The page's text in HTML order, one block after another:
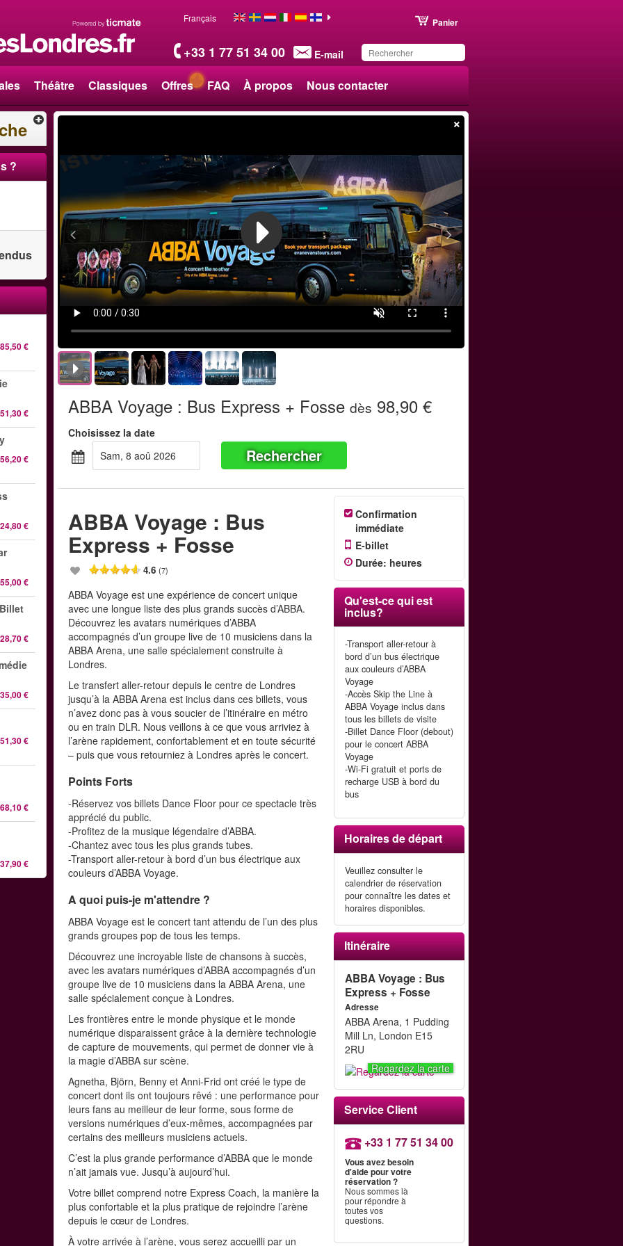
+33 1 77 51 34 00 E-mail
Panier
Français
Théâtre Classiques Offres FAQ À propos Nous contacter
liste.
?
85,50 €
51,30 €
€
€
55,00 €
€
35,00 €
51,30 €
68,10 €
37,90 €
×
ABBA Voyage : Bus Express + Fosse dès 98,90 €
Choisissez la date
sam, 8 aoû 2026
Rechercher
ABBA Voyage : Bus
Express + Fosse
4.6(7)
ABBA Voyage est une expérience de concert unique
avec une longue liste des plus grands succès d’ABBA.
Découvrez les avatars numériques d’ABBA
accompagnés d’un groupe live de 10 musiciens dans la
ABBA Arena, une salle spécialement construite à
Londres.
Le transfert aller-retour depuis le centre de Londres
jusqu’à la ABBA Arena est inclus dans ces billets, vous
n’avez donc pas à vous soucier de l’itinéraire en métro
ou en train DLR. Nous veillons à ce que vous arriviez à
l’arène rapidement, confortablement et en toute sécurité
– puis que vous retourniez à Londres après le concert.
Points Forts
-Réservez vos billets Dance Floor pour ce spectacle très
apprécié du public.
-Profitez de la musique légendaire d’ABBA.
-Chantez avec tous les plus grands tubes.
-Transport aller-retour à bord d’un bus électrique aux
couleurs d’ABBA Voyage.
A quoi puis-je m'attendre ?
ABBA Voyage est le concert tant attendu de l’un des plus
grands groupes pop de tous les temps.
Découvrez une incroyable liste de chansons à succès,
avec les avatars numériques d’ABBA accompagnés d’un
groupe live de 10 musiciens dans la ABBA Arena, une
salle spécialement conçue à Londres.
Les frontières entre le monde physique et le monde
numérique disparaissent grâce à la dernière technologie
de capture de mouvements, qui permet de donner vie à
la magie d’ABBA sur scène.
Agnetha, Björn, Benny et Anni-Frid ont créé le type de
concert dont ils ont toujours rêvé : une performance pour
leurs fans au meilleur de leur forme, sous forme de
versions numériques d’eux-mêmes, accompagnées par
certains des meilleurs musiciens actuels.
C’est la plus grande performance d’ABBA que le monde
n’ait jamais vue. Jusqu’à aujourd’hui.
Votre billet comprend notre Express Coach, la manière la
plus confortable et la plus pratique de rejoindre l’arène
depuis le cœur de Londres.
À votre arrivée à l’arène, vous serez accueilli par un
Confirmation
immédiate
E-billet
Durée: heures
Qu'est-ce qui est
inclus?
-Transport aller-retour à
bord d’un bus électrique
aux couleurs d’ABBA
Voyage
-Accès Skip the Line à
ABBA Voyage inclus dans
tous les billets de visite
-Billet Dance Floor (debout)
pour le concert ABBA
Voyage
-Wi-Fi gratuit et ports de
recharge USB à bord du
bus
Horaires de départ
Veuillez consulter le
calendrier de réservation
pour connaître les dates et
horaires disponibles.
Itinéraire
ABBA Voyage : Bus
Express + Fosse
Adresse
ABBA Arena, 1 Pudding
Mill Ln, London E15
2RU
Regardez la carte
Service Client
+33 1 77 51 34 00
Vous avez besoin
d'aide pour votre
réservation ?
Nous sommes là
pour répondre à
toutes vos
questions.